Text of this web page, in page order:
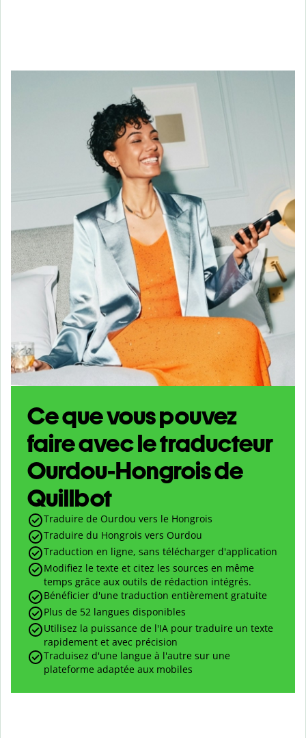
Ce que vous pouvez
faire avec le traducteur
Ourdou-Hongrois de
Quillbot
Traduire de Ourdou vers le Hongrois
Traduire du Hongrois vers Ourdou
Traduction en ligne, sans télécharger d'application
Modifiez le texte et citez les sources en même
temps grâce aux outils de rédaction intégrés.
Bénéficier d'une traduction entièrement gratuite
Plus de 52 langues disponibles
Utilisez la puissance de l'IA pour traduire un texte
rapidement et avec précision
Traduisez d'une langue à l'autre sur une
plateforme adaptée aux mobiles